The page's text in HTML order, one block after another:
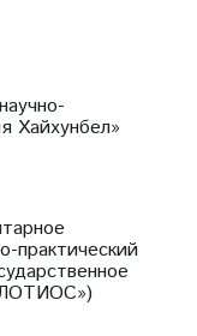
Хайхунбел»
практический